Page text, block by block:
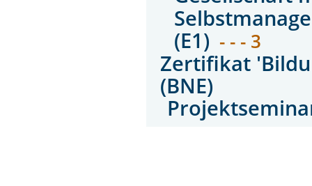
(E1) - - - 3
Zertifikat
(BNE)